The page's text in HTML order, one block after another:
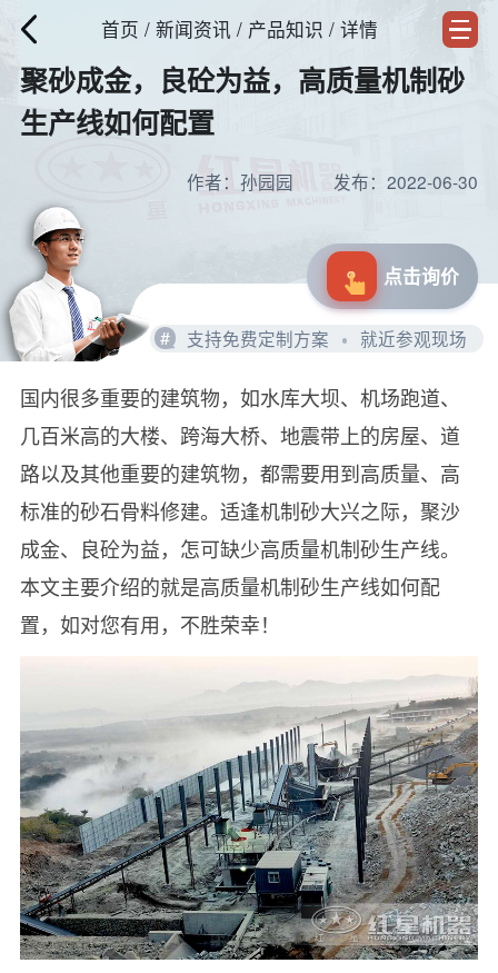
首页 / 新闻资讯 / 产品知识 / 详情
聚砂成金，良砼为益，高质量机制砂
生产线如何配置
作者：孙园园 发布：2022-06-30
点击询价
# 支持免费定制方案 就近参观现场
国内很多重要的建筑物，如水库大坝、机场跑道、
几百米高的大楼、跨海大桥、地震带上的房屋、道
路以及其他重要的建筑物，都需要用到高质量、高
标准的砂石骨料修建。适逢机制砂大兴之际，聚沙
成金、良砼为益，怎可缺少高质量机制砂生产线。
本文主要介绍的就是高质量机制砂生产线如何配
置，如对您有用，不胜荣幸！